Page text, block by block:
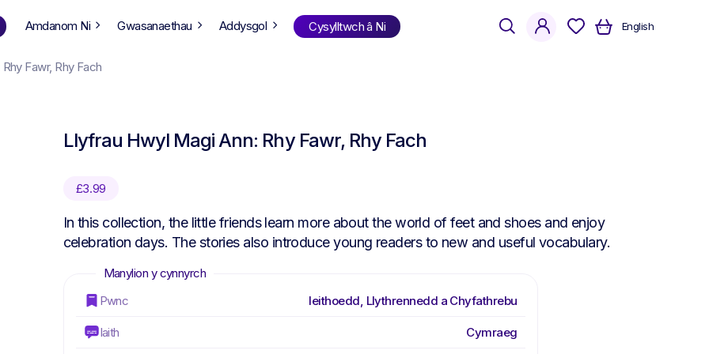
0-6
12+
Cymraeg
Cwis Llyfrau
Amdanom Ni Gwasanaethau Addysgol Cysylltwch â Ni English
searchaccount
Fawr, Rhy Fach
Llyfrau Hwyl Magi Ann: Rhy Fawr, Rhy Fach
£3.99
In this collection, the little friends learn more about the world of feet and shoes and enjoy
celebration days. The stories also introduce young readers to new and useful vocabulary.
Pwnc Ieithoedd, Llythrennedd a Chyfathrebu
Iaith Cymraeg